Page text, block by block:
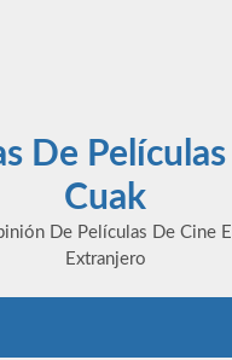
De
Cuak
De Películas De Cine
Extranjero